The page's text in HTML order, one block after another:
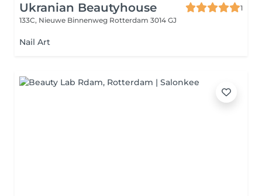
Ukranian Beautyhouse
1
133C, Nieuwe Binnenweg Rotterdam 3014 GJ
Nail Art